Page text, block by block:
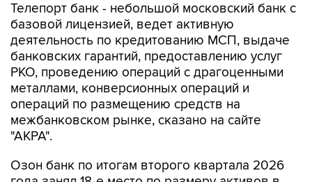
Телепорт банк - небольшой московский банк с
базовой лицензией, ведет активную
деятельность по кредитованию МСП, выдаче
банковских гарантий, предоставлению услуг
РКО, проведению операций с драгоценными
металлами, конверсионных операций и
операций по размещению средств на
межбанковском рынке, сказано на сайте
"АКРА".
Озон банк по итогам второго квартала 2026